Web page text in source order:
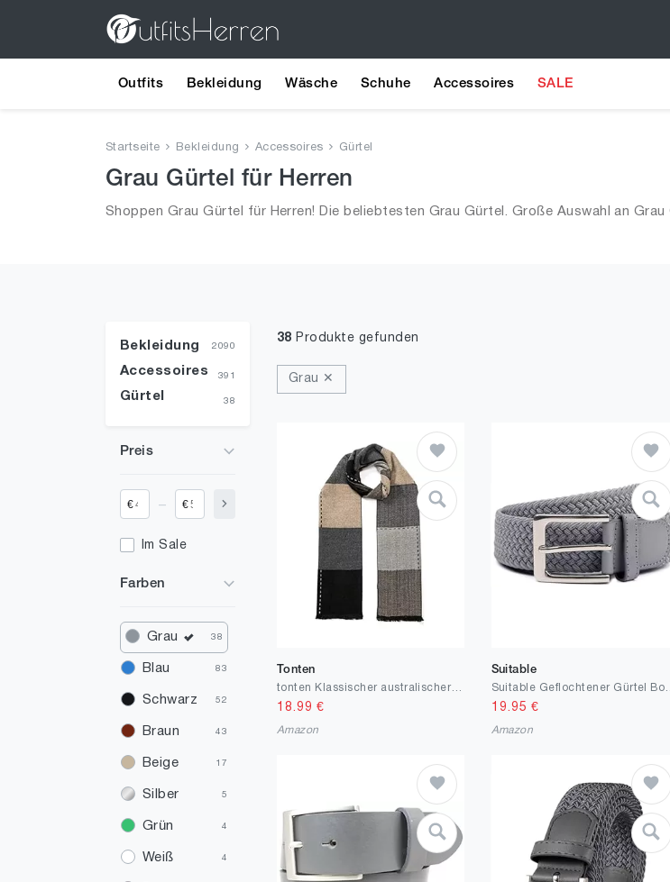
Outfits Bekleidung Wäsche Schuhe Accessoires SALE
Startseite Bekleidung Accessoires Gürtel
Grau Gürtel für Herren
Shoppen Grau Gürtel für Herren! Die beliebtesten Grau Gürtel. Große Auswahl an
Bekleidung 2090
Accessoires 391
Gürtel 38
Preis
€ €
Im Sale
Farben
Grau 38
Blau 83
Schwarz 52
Braun 43
Beige 17
Silber 5
Grün 4
Weiß 4
38 Produkte gefunden
Grau ✕
Tonten
tonten Klassischer australischer Wollschal für Herren, warm, kariert, leicht, gestrickt, gestreift, mit Geschenkbox
18.99 €
Amazon
Suitable
19.95 €
Amazon